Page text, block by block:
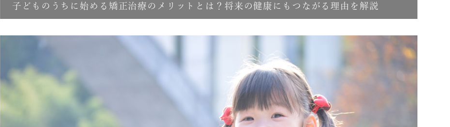
子どものうちに始める矯正治療のメリットとは？将来の健康にもつながる理由を解説